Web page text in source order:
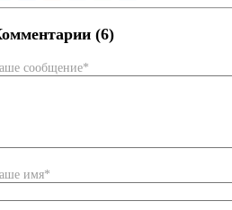
(6)
сообщение*
имя*